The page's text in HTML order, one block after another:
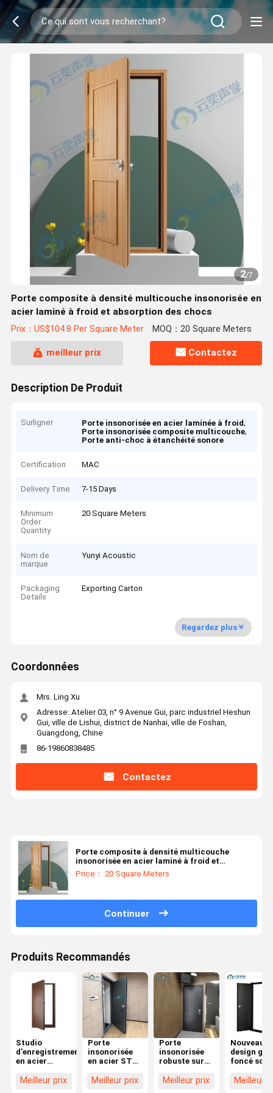
2/7
Porte composite à densité multicouche insonorisée en
acier laminé à froid et absorption des chocs
Prix：US$104.8 Per Square Meter MOQ：20 Square Meters
meilleur prix Contactez
Description De Produit
Surligner Porte insonorisée en acier laminée à froid,
Porte insonorisée composite multicouche,
Porte anti-choc à étanchéité sonore
Certification MAC
Delivery Time 7-15 Days
Minimum
Order
Quantity
20 Square Meters
Nom de
marque
Yunyi Acoustic
Packaging
Details
Exporting Carton
Regardez plus
Coordonnées
Mrs. Ling Xu
Adresse: Atelier 03, n° 9 Avenue Gui, parc industriel Heshun
Gui, ville de Lishui, district de Nanhai, ville de Foshan,
Guangdong, Chine
86-19860838485
Contactez
Porte composite à densité multicouche
insonorisée en acier laminé à froid et
absorption des chocs
Price： 20 Square Meters
Continuer
Produits Recommandés
Studio
d'enregistrement
en acier
son Porte
Meilleur prix
Porte
insonorisée
en acier STC
acoustique
Meilleur prix
Porte
insonorisée
robuste sur
construite
Meilleur prix
Nouveau
design gris
foncé
serrures
Meilleur